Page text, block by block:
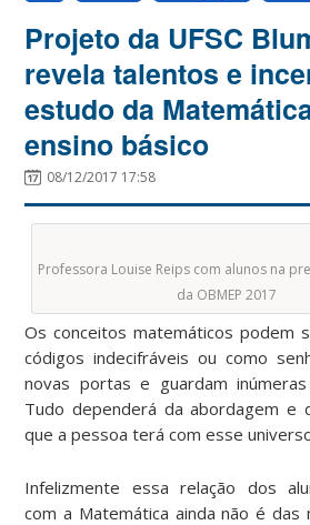
Projeto da UFSC
revela talentos e
estudo da
ensino básico
08/12/2017 17:58
Professora Louise Reips com alunos na
da OBMEP 2017
Os conceitos matemáticos podem
códigos indecifráveis ou como
novas portas e guardam inúmeras
Tudo dependerá da abordagem e
que a pessoa terá com esse
Infelizmente essa relação dos
com a Matemática ainda não é das